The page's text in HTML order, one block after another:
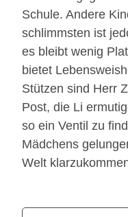
Schule. Andere
schlimmsten ist
es bleibt wenig
bietet
Stützen sind Herr
Post, die Li
so ein Ventil zu
Mädchens
Welt